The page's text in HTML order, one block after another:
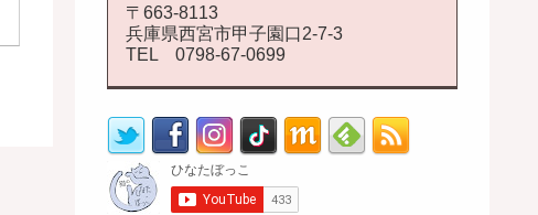
〒663-8113
兵庫県西宮市甲子園口2-7-3
TEL 0798-67-0699